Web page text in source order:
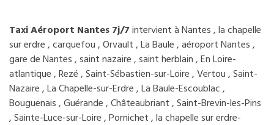
Taxi Aéroport Nantes 7j/7intervient à Nantes , la chapelle
sur erdre , carquefou , Orvault , La Baule , aéroport Nantes ,
gare de Nantes , saint nazaire , saint herblain , En Loire-
atlantique , Rezé , Saint-Sébastien-sur-Loire , Vertou , Saint-
Nazaire , La Chapelle-sur-Erdre , La Baule-Escoublac ,
Bouguenais , Guérande , Châteaubriant , Saint-Brevin-les-Pins
, Sainte-Luce-sur-Loire , Pornichet , la chapelle sur erdre-